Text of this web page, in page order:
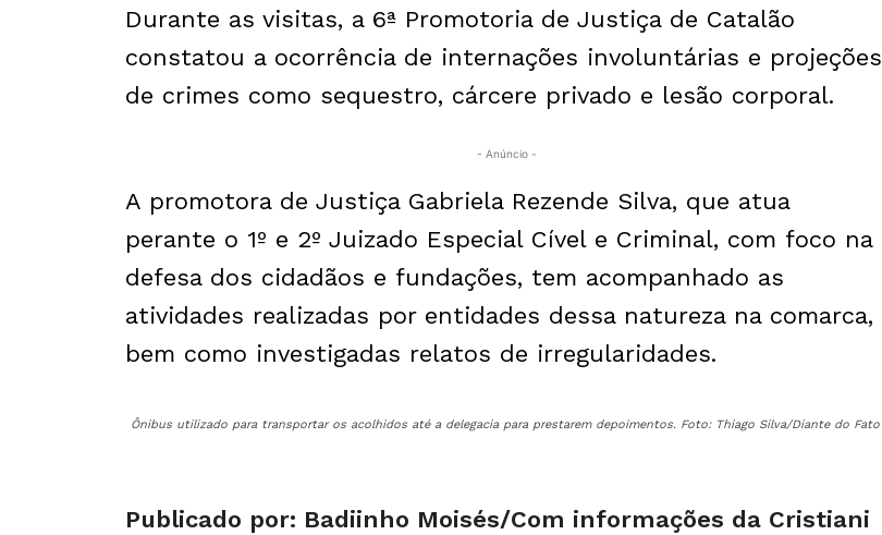
Durante as visitas, a 6ª Promotoria de Justiça de Catalão
constatou a ocorrência de internações involuntárias e projeções
de crimes como sequestro, cárcere privado e lesão corporal.
- Anúncio -
A promotora de Justiça Gabriela Rezende Silva, que atua
perante o 1º e 2º Juizado Especial Cível e Criminal, com foco na
defesa dos cidadãos e fundações, tem acompanhado as
atividades realizadas por entidades dessa natureza na comarca,
bem como investigadas relatos de irregularidades.
Ônibus utilizado para transportar os acolhidos até a delegacia para prestarem depoimentos. Foto: Thiago Silva/Diante do Fato
Publicado por: Badiinho Moisés/Com informações da Cristiani